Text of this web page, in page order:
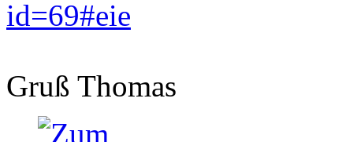
id=69#eie
Gruß Thomas